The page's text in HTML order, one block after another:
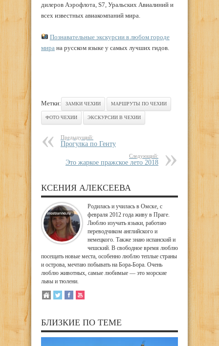
дилеров Аэрофлота, S7, Уральских Авиалиний и
всех известных авиакомпаний мира.
Познавательные экскурсии в любом городе
мира на русском языке у самых лучших гидов.
Метки: ЗАМКИ ЧЕХИИ МАРШРУТЫ ПО ЧЕХИИ
ФОТО ЧЕХИИ ЭКСКУРСИИ В ЧЕХИИ
Предыдущий:
Прогулка по Генту
Следующий:
Это жаркое пражское лето 2018
КСЕНИЯ АЛЕКСЕЕВА
Родилась и училась в Омске, с
февраля 2012 года живу в Праге.
Люблю изучать языки, работаю
переводчиком английского и
немецкого. Также знаю испанский и
чешский. В свободное время люблю
посещать новые места, особенно люблю теплые страны
и острова, мечтаю побывать на Бора-Бора. Очень
люблю животных, самые любимые — это морские
львы и тюлени.
БЛИЗКИЕ ПО ТЕМЕ